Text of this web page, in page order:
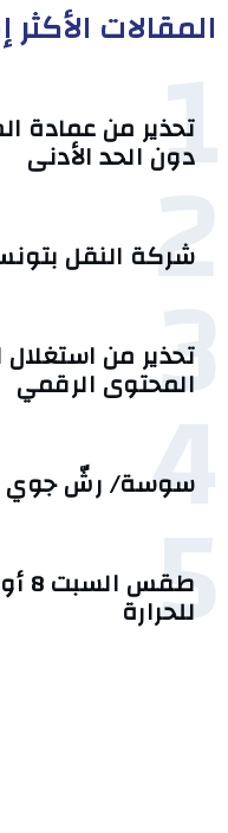
المقالات الأكثر
1
تحذير من عمادة
دون الحد الأدنى
2
شركة النقل
3
تحذير من
المحتوى الرقمي
4
سوسة/ رشّ جوي
5
للحرارة